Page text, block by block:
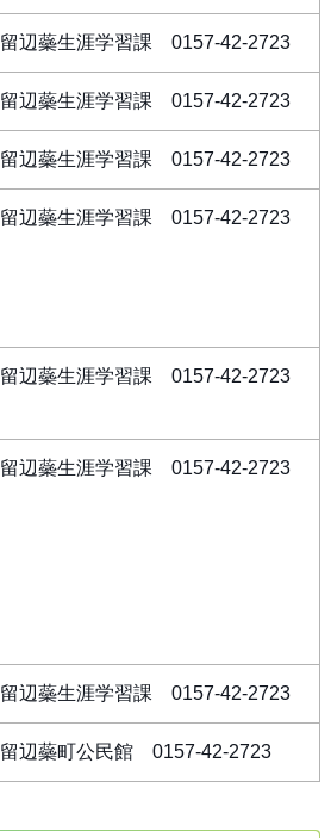
留辺蘂生涯学習課 0157-42-2723
留辺蘂生涯学習課 0157-42-2723
留辺蘂生涯学習課 0157-42-2723
留辺蘂生涯学習課 0157-42-2723
留辺蘂生涯学習課 0157-42-2723
留辺蘂生涯学習課 0157-42-2723
留辺蘂生涯学習課 0157-42-2723
留辺蘂町公民館 0157-42-2723